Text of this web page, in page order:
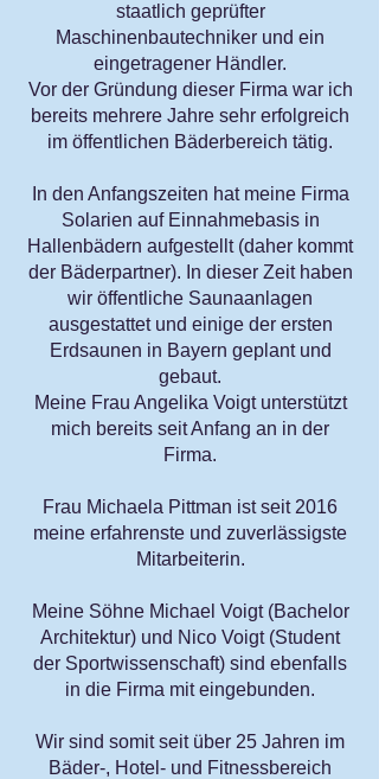
staatlich geprüfter
Maschinenbautechniker und ein
eingetragener Händler.
Vor der Gründung dieser Firma war ich
bereits mehrere Jahre sehr erfolgreich
im öffentlichen Bäderbereich tätig.
In den Anfangszeiten hat meine Firma
Solarien auf Einnahmebasis in
Hallenbädern aufgestellt (daher kommt
der Bäderpartner). In dieser Zeit haben
wir öffentliche Saunaanlagen
ausgestattet und einige der ersten
Erdsaunen in Bayern geplant und
gebaut.
Meine Frau Angelika Voigt unterstützt
mich bereits seit Anfang an in der
Firma.
Frau Michaela Pittman ist seit 2016
meine erfahrenste und zuverlässigste
Mitarbeiterin.
Meine Söhne Michael Voigt (Bachelor
Architektur) und Nico Voigt (Student
der Sportwissenschaft) sind ebenfalls
in die Firma mit eingebunden.
Wir sind somit seit über 25 Jahren im
Bäder-, Hotel- und Fitnessbereich